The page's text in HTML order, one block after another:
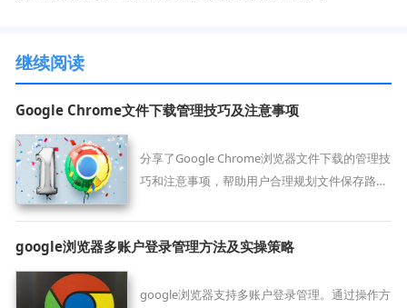
继续阅读
Google Chrome文件下载管理技巧及注意事项
分享了Google Chrome浏览器文件下载的管理技
巧和注意事项，帮助用户合理规划文件保存路径
google浏览器多账户登录管理方法及实操策略
google浏览器支持多账户登录管理。通过操作方